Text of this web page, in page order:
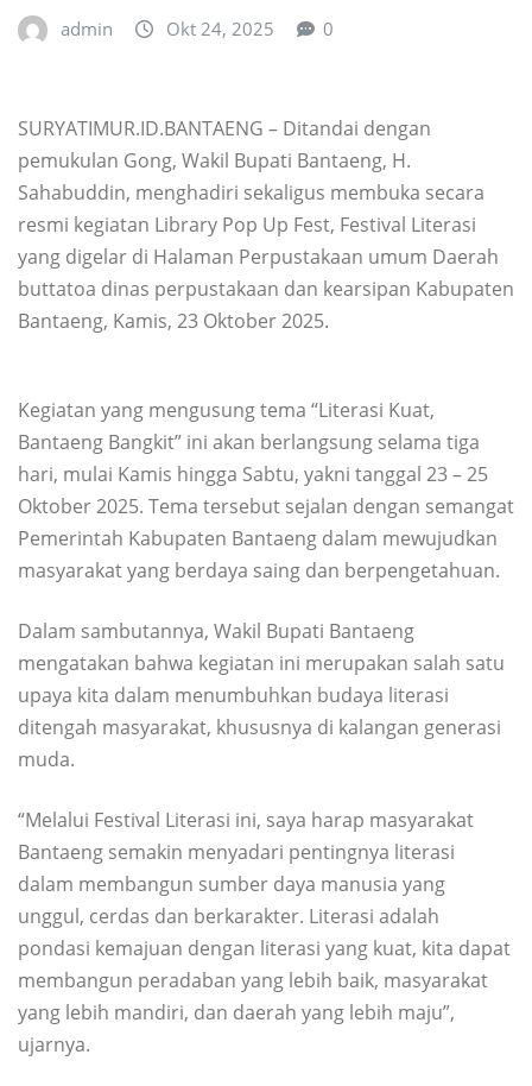
admin Okt 24, 2025 0
SURYATIMUR.ID.BANTAENG – Ditandai dengan
pemukulan Gong, Wakil Bupati Bantaeng, H.
Sahabuddin, menghadiri sekaligus membuka secara
resmi kegiatan Library Pop Up Fest, Festival Literasi
yang digelar di Halaman Perpustakaan umum Daerah
buttatoa dinas perpustakaan dan kearsipan Kabupaten
Bantaeng, Kamis, 23 Oktober 2025.
Kegiatan yang mengusung tema “Literasi Kuat,
Bantaeng Bangkit” ini akan berlangsung selama tiga
hari, mulai Kamis hingga Sabtu, yakni tanggal 23 – 25
Oktober 2025. Tema tersebut sejalan dengan semangat
Pemerintah Kabupaten Bantaeng dalam mewujudkan
masyarakat yang berdaya saing dan berpengetahuan.
Dalam sambutannya, Wakil Bupati Bantaeng
mengatakan bahwa kegiatan ini merupakan salah satu
upaya kita dalam menumbuhkan budaya literasi
ditengah masyarakat, khususnya di kalangan generasi
muda.
“Melalui Festival Literasi ini, saya harap masyarakat
Bantaeng semakin menyadari pentingnya literasi
dalam membangun sumber daya manusia yang
unggul, cerdas dan berkarakter. Literasi adalah
pondasi kemajuan dengan literasi yang kuat, kita dapat
membangun peradaban yang lebih baik, masyarakat
yang lebih mandiri, dan daerah yang lebih maju”,
ujarnya.